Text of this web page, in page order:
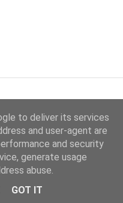
to deliver its services
and user-agent are
and security
generate usage
abuse.
GOT IT